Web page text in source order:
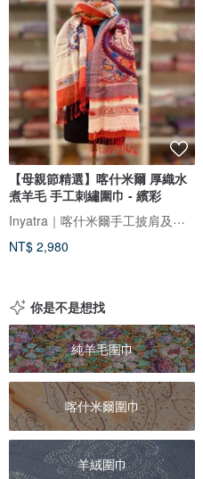
【母親節精選】喀什米爾 厚織水
煮羊毛 手工刺繡圍巾 - 繽彩
Inyatra｜喀什米爾手工披肩及地毯
NT$ 2,980
你是不是想找
純羊毛圍巾
喀什米爾圍巾
羊絨圍巾